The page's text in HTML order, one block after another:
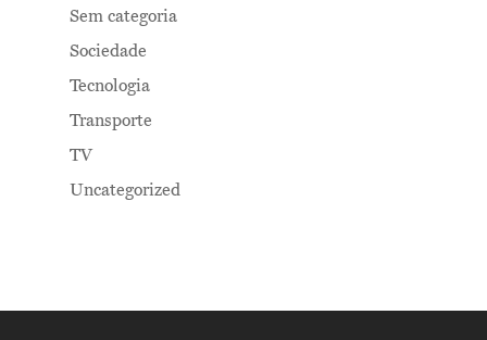
Sem categoria
Sociedade
Tecnologia
Transporte
TV
Uncategorized